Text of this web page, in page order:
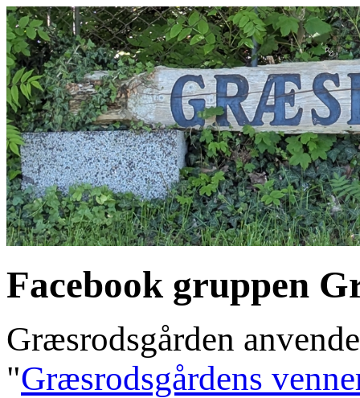
Facebook gruppen
Græsrodsgården
"Græsrodsgårdens